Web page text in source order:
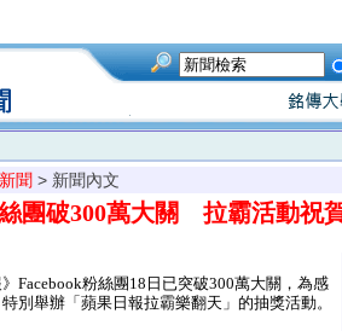
聞 > 新聞內文
絲團破300萬大關 拉霸活動祝
Facebook粉絲團18日已突破300萬大關，為感
別舉辦「蘋果日報拉霸樂翻天」的抽獎活動。